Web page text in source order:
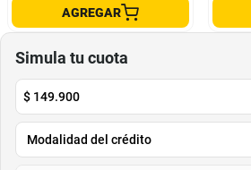
AGREGAR
Simula tu cuota
$ 149.900